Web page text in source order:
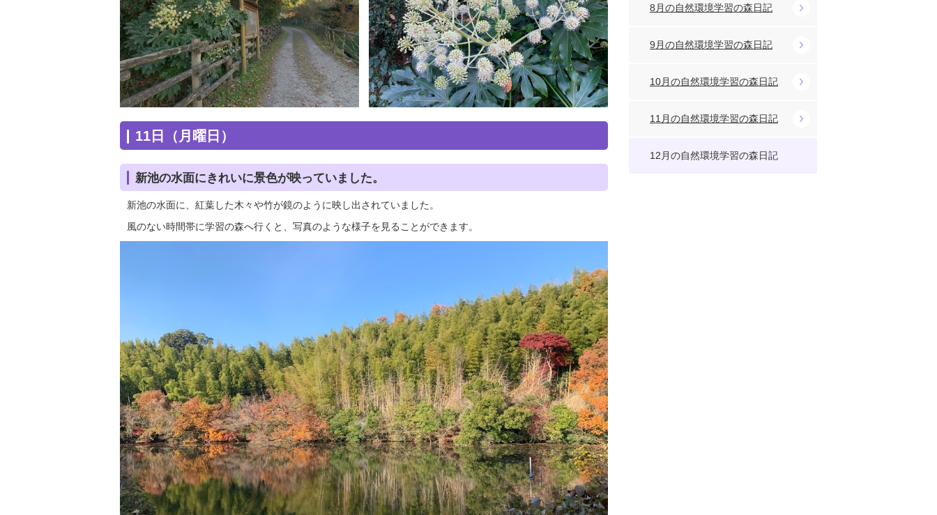
11日（月曜日）
新池の水面にきれいに景色が映っていました。
新池の水面に、紅葉した木々や竹が鏡のように映し出されていました。
風のない時間帯に学習の森へ行くと、写真のような様子を見ることができます。
8月の自然環境学習の森日記
9月の自然環境学習の森日記
10月の自然環境学習の森日記
11月の自然環境学習の森日記
12月の自然環境学習の森日記